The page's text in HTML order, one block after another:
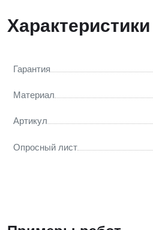
Характеристики
Гарантия
Материал
Артикул
Опросный лист